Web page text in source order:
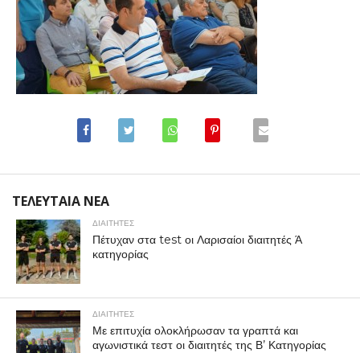
ΤΕΛΕΥΤΑΙΑ ΝΕΑ
ΔΙΑΙΤΗΤΕΣ
Πέτυχαν στα test οι Λαρισαίοι διαιτητές Ά
κατηγορίας
ΔΙΑΙΤΗΤΕΣ
Με επιτυχία ολοκλήρωσαν τα γραπτά και
αγωνιστικά τεστ οι διαιτητές της Β’ Κατηγορίας